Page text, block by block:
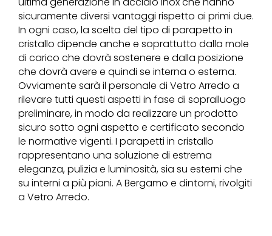
sicuramente diversi vantaggi rispetto ai primi due.
In ogni caso, la scelta del tipo di parapetto in
cristallo dipende anche e soprattutto dalla mole
di carico che dovrà sostenere e dalla posizione
che dovrà avere e quindi se interna o esterna.
Ovviamente sarà il personale di Vetro Arredo a
rilevare tutti questi aspetti in fase di sopralluogo
preliminare, in modo da realizzare un prodotto
sicuro sotto ogni aspetto e certificato secondo
le normative vigenti. I parapetti in cristallo
rappresentano una soluzione di estrema
eleganza, pulizia e luminosità, sia su esterni che
su interni a più piani. A Bergamo e dintorni, rivolgiti
a Vetro Arredo.